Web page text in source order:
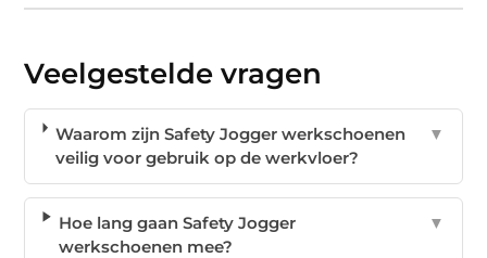
Veelgestelde vragen
Waarom zijn Safety Jogger werkschoenen
veilig voor gebruik op de werkvloer?
▼
Hoe lang gaan Safety Jogger
werkschoenen mee?
▼